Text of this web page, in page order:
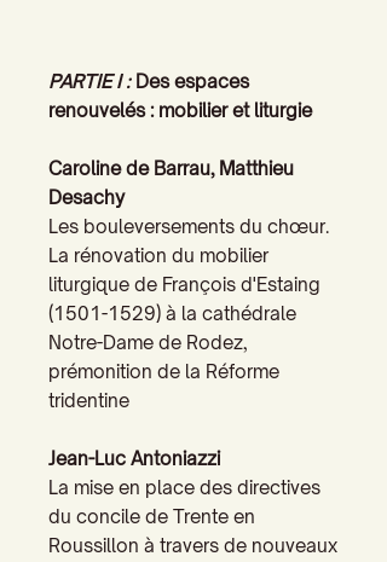
PARTIE I : Des espaces
renouvelés : mobilier et liturgie
Caroline de Barrau, Matthieu
Desachy
Les bouleversements du chœur.
La rénovation du mobilier
liturgique de François d'Estaing
(1501-1529) à la cathédrale
Notre-Dame de Rodez,
prémonition de la Réforme
tridentine
Jean-Luc Antoniazzi
La mise en place des directives
du concile de Trente en
Roussillon à travers de nouveaux